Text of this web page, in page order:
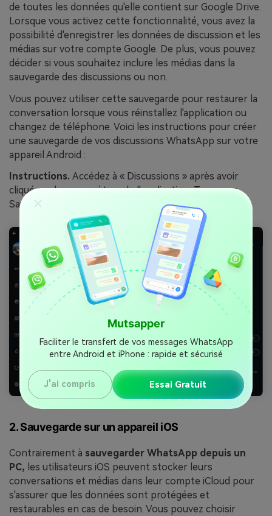
Mutsapper
Faciliter le transfert de vos messages WhatsApp
entre Android et iPhone : rapide et sécurisé
J'ai compris Essai Gratuit
de toutes les données qu'elle contient sur Google Drive.
Lorsque vous activez cette fonctionnalité, vous avez la
possibilité d'enregistrer les données de discussion et les
médias sur votre compte Google. De plus, vous pouvez
décider si vous souhaitez inclure les médias dans la
sauvegarde des discussions ou non.
Vous pouvez utiliser cette sauvegarde pour restaurer la
conversation lorsque vous réinstallez l'application ou
changez de téléphone. Voici les instructions pour créer
une sauvegarde de vos discussions WhatsApp sur votre
appareil Android :
Instructions. Accédez à « Discussions » après avoir
cliqué sur les paramètres de l'application. Trouvez «
Sauvegarde des discussions » > « Sauvegarder ».
2. Sauvegarde sur un appareil iOS
Contrairement à sauvegarder WhatsApp depuis un
PC, les utilisateurs iOS peuvent stocker leurs
conversations et médias dans leur compte iCloud pour
s'assurer que les données sont protégées et
restaurables en cas de besoin. Vous pouvez choisir